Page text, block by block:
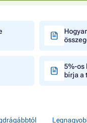
5%-os
bírja a